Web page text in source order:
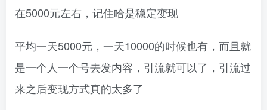
在5000元左右，记住哈是稳定变现
平均一天5000元，一天10000的时候也有，而且就
是一个人一个号去发内容，引流就可以了，引流过
来之后变现方式真的太多了